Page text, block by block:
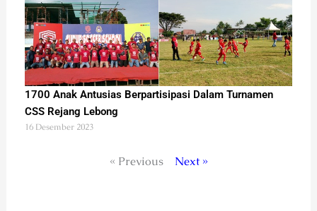
1700 Anak Antusias Berpartisipasi Dalam Turnamen
CSS Rejang Lebong
16 Desember 2023
« Previous Next »